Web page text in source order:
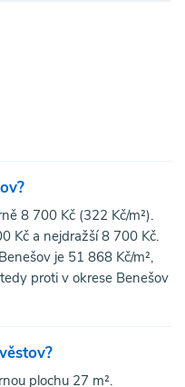
8 700 Kč (322 Kč/m²).
Kč a nejdražší 8 700 Kč.
je 51 868 Kč/m²,
proti v okrese Benešov
plochu 27 m².